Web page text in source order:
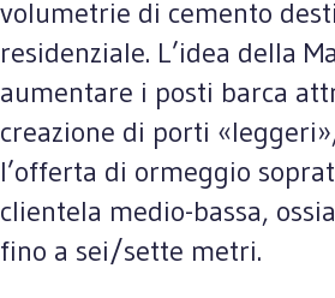
volumetrie di cemento
residenziale. L’idea della
aumentare i posti barca
creazione di porti
l’offerta di ormeggio
clientela medio-bassa,
fino a sei/sette metri.